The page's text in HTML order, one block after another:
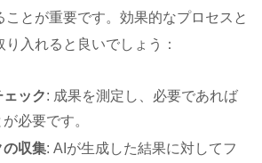
ことが重要です。効果的なプロセスと
入れると良いでしょう：
ック: 成果を測定し、必要であれば
必要です。
の収集: AIが生成した結果に対してフ